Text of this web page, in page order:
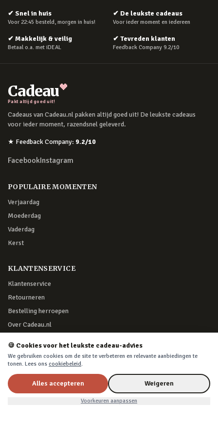
✔ Snel in huis
Voor 22:45 besteld, morgen in huis!
✔ De leukste cadeaus
Voor ieder moment en iedereen
✔ Makkelijk & veilig
Betaal o.a. met iDEAL
✔ Tevreden klanten
Feedback Company 9.2/10
Cadeau
Pakt altijd goed uit!
Cadeaus van Cadeau.nl pakken altijd goed uit! De leukste cadeaus
voor ieder moment, razendsnel geleverd.
★ Feedback Company: 9.2/10
FacebookInstagram
POPULAIRE MOMENTEN
Verjaardag
Moederdag
Vaderdag
Kerst
KLANTENSERVICE
Klantenservice
Retourneren
Bestelling herroepen
Over Cadeau.nl
Privacy & cookies
VEILIG BETALEN
🍪 Cookies voor het leukste cadeau-advies
We gebruiken cookies om de site te verbeteren en relevante aanbiedingen te
tonen. Lees ons cookiebeleid.
Alles accepteren Weigeren
Voorkeuren aanpassen